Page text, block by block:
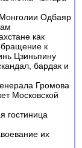
Одбаяр
как
к
Цзиньпину
бардак и
Громова
Московской
гостиница
их